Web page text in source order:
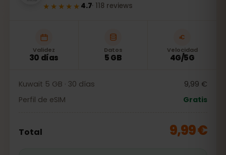
★★★★★ 4.7· 118 reviews
Validez
30 días
Datos
5 GB
Velocidad
4G/5G
Kuwait 5 GB · 30 días
9,99 €
Perfil de eSIM
Gratis
Total 9,99 €